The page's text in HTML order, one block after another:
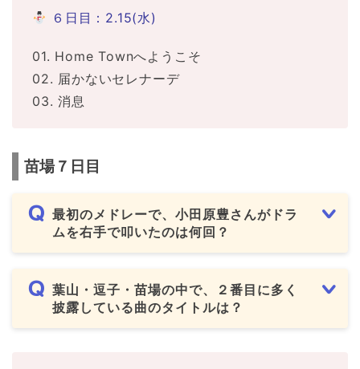
６日目：2.15(水)
01. Home Townへようこそ
02. 届かないセレナーデ
03. 消息
苗場７日目
最初のメドレーで、小田原豊さんがドラ
ムを右手で叩いたのは何回？
葉山・逗子・苗場の中で、２番目に多く
披露している曲のタイトルは？